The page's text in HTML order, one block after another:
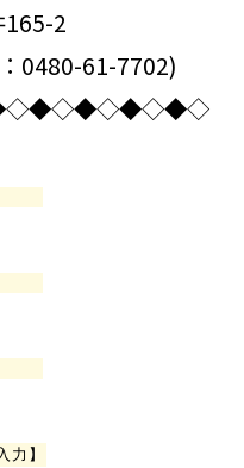
165-2
0480-61-7702)